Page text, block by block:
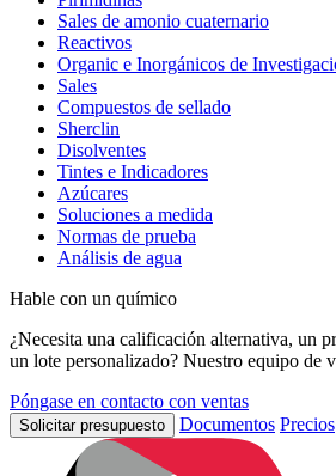
Sales de amonio cuaternario
Reactivos
Organic e Inorgánicos de
Sales
Compuestos de sellado
Sherclin
Disolventes
Tintes e Indicadores
Azúcares
Soluciones a medida
Normas de prueba
Análisis de agua
Hable con un químico
¿Necesita una calificación alternativa, un
un lote personalizado? Nuestro equipo de
Póngase en contacto con ventas
Solicitar presupuesto Documentos Precios